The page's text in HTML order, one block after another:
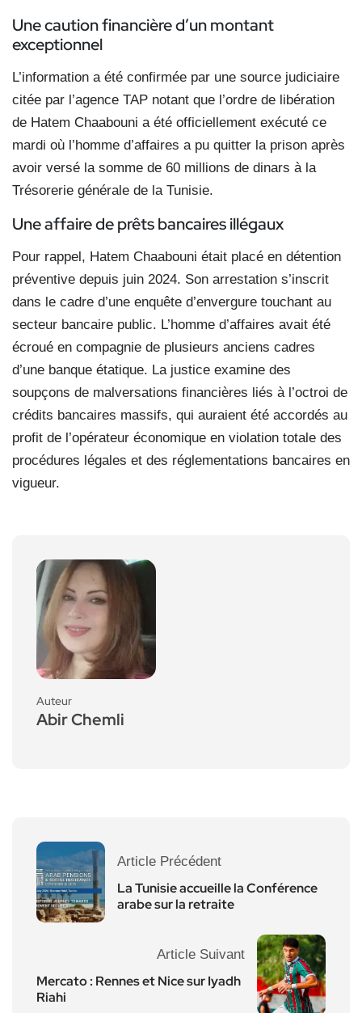
Une caution financière d’un montant
exceptionnel
L’information a été confirmée par une source judiciaire
citée par l’agence TAP notant que l’ordre de libération
de Hatem Chaabouni a été officiellement exécuté ce
mardi où l’homme d’affaires a pu quitter la prison après
avoir versé la somme de 60 millions de dinars à la
Trésorerie générale de la Tunisie.
Une affaire de prêts bancaires illégaux
Pour rappel, Hatem Chaabouni était placé en détention
préventive depuis juin 2024. Son arrestation s’inscrit
dans le cadre d’une enquête d’envergure touchant au
secteur bancaire public. L’homme d’affaires avait été
écroué en compagnie de plusieurs anciens cadres
d’une banque étatique. La justice examine des
soupçons de malversations financières liés à l’octroi de
crédits bancaires massifs, qui auraient été accordés au
profit de l’opérateur économique en violation totale des
procédures légales et des réglementations bancaires en
vigueur.
Auteur
Abir Chemli
Article Précédent
La Tunisie accueille la Conférence
arabe sur la retraite
Article Suivant
Mercato : Rennes et Nice sur Iyadh
Riahi